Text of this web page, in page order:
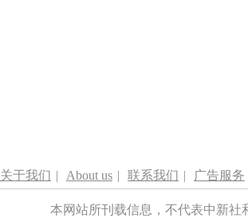
关于我们 | About us | 联系我们 | 广告服务
本网站所刊载信息，不代表中新